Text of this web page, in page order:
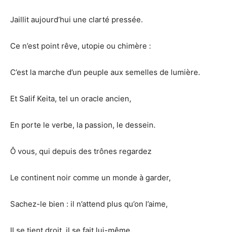
Jaillit aujourd’hui une clarté pressée.
Ce n’est point rêve, utopie ou chimère :
C’est la marche d’un peuple aux semelles de lumière.
Et Salif Keita, tel un oracle ancien,
En porte le verbe, la passion, le dessein.
Ô vous, qui depuis des trônes regardez
Le continent noir comme un monde à garder,
Sachez-le bien : il n’attend plus qu’on l’aime,
Il se tient droit, il se fait lui-même.